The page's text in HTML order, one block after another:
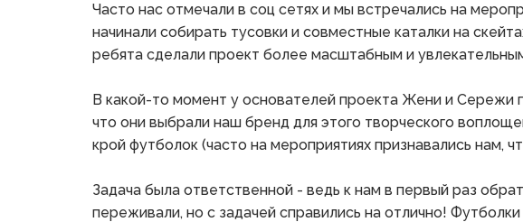
Часто нас отмечали в соц сетях и мы встречались на
начинали собирать тусовки и совместные каталки на
ребята сделали проект более масштабным и
В какой-то момент у основателей проекта Жени и Сережи
что они выбрали наш бренд для этого творческого
крой футболок (часто на мероприятиях признавались нам,
Задача была ответственной - ведь к нам в первый раз
переживали, но с задачей справились на отлично!